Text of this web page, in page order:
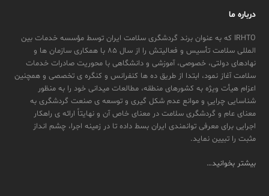
درباره ما
IRHTO که به عنوان برند گردشگری سلامت ایران توسط مؤسسه خدمات بین
المللی سلامت تأسیس و فعالیتش را از سال ۸۵ با همکاری سازمان ها و
نهادهای دولتی، خصوصی، آموزشی و دانشگاهی با محوریت صادرات خدمات
سلامت آغاز نمود، ابتدا از طریق ده ها کنفرانس و کنگره ی تخصصی و همچنین
اعزام هیأت ویژه به کشورهای منطقه، مطالعات میدانی خود را به منظور
شناسایی چراییِ و موانع عدم شکل گیری و توسعه ی صنعت گردشگری به
معنای عام و گردشگری سلامت در معنای خاص آن و نهایتاً ارائه ی راهکار
اجرایی برای معرفی توانمندی ایران بسط داده تا در زمینه اجرا، چشم انداز
مثبت را تبیین نماید.
بیشتر بخوانید…